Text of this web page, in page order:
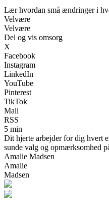
Lær hvordan små ændringer i
Velvære
Velvære
Del og vis omsorg
X
Facebook
Instagram
LinkedIn
YouTube
Pinterest
TikTok
Mail
RSS
5 min
Dit hjerte arbejder for dig hvert
sunde valg og opmærksomhed
Amalie Madsen
Amalie
Madsen